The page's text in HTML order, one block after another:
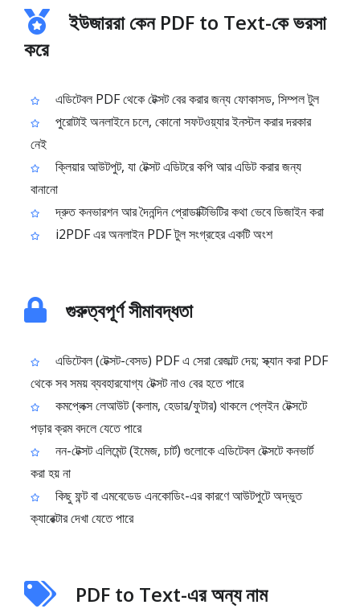
ইউজাররা কেন PDF to Text-কে ভরসা
করে
এডিটেবল PDF থেকে টেক্সট বের করার জন্য ফোকাসড, সিম্পল টুল
পুরোটাই অনলাইনে চলে, কোনো সফটওয়্যার ইনস্টল করার দরকার
নেই
ক্লিয়ার আউটপুট, যা টেক্সট এডিটরে কপি আর এডিট করার জন্য
বানানো
দ্রুত কনভারশন আর দৈনন্দিন প্রোডাক্টিভিটির কথা ভেবে ডিজাইন করা
i2PDF এর অনলাইন PDF টুল সংগ্রহের একটি অংশ
গুরুত্বপূর্ণ সীমাবদ্ধতা
এডিটেবল (টেক্সট-বেসড) PDF এ সেরা রেজাল্ট দেয়; স্ক্যান করা PDF
থেকে সব সময় ব্যবহারযোগ্য টেক্সট নাও বের হতে পারে
কমপ্লেক্স লেআউট (কলাম, হেডার/ফুটার) থাকলে প্লেইন টেক্সটে
পড়ার ক্রম বদলে যেতে পারে
নন-টেক্সট এলিমেন্ট (ইমেজ, চার্ট) গুলোকে এডিটেবল টেক্সটে কনভার্ট
করা হয় না
কিছু ফন্ট বা এমবেডেড এনকোডিং-এর কারণে আউটপুটে অদ্ভুত
ক্যারেক্টার দেখা যেতে পারে
PDF to Text-এর অন্য নাম